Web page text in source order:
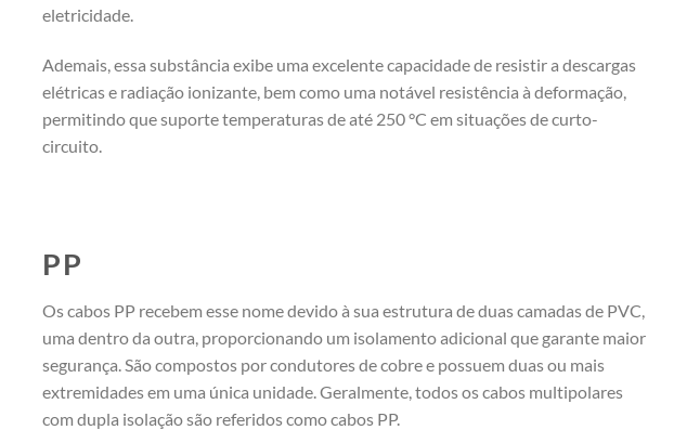
eletricidade.
Ademais, essa substância exibe uma excelente capacidade de resistir a descargas
elétricas e radiação ionizante, bem como uma notável resistência à deformação,
permitindo que suporte temperaturas de até 250 °C em situações de curto-
circuito.
PP
Os cabos PP recebem esse nome devido à sua estrutura de duas camadas de PVC,
uma dentro da outra, proporcionando um isolamento adicional que garante maior
segurança. São compostos por condutores de cobre e possuem duas ou mais
extremidades em uma única unidade. Geralmente, todos os cabos multipolares
com dupla isolação são referidos como cabos PP.